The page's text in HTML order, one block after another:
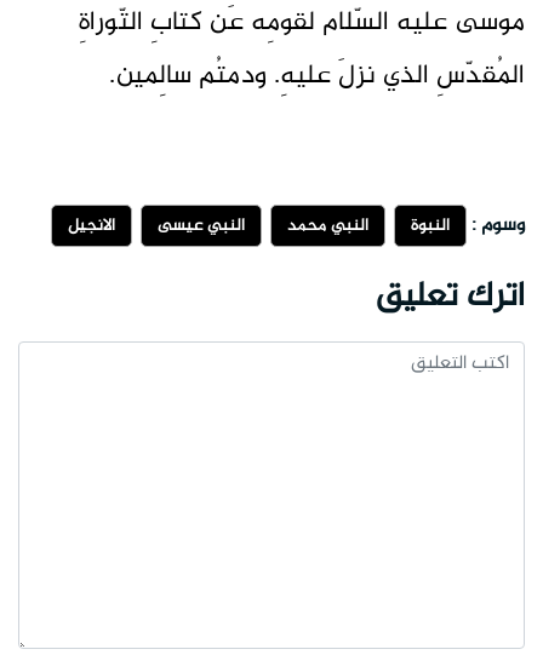
موسى عليه السّلام لقومِه عَن كتابِ التّوراةِ
المُقدّسِ الذي نزلَ عليهِ. ودمتُم سالِمين.
وسوم : النبوة النبي محمد النبي عيسى الانجيل
اترك تعليق